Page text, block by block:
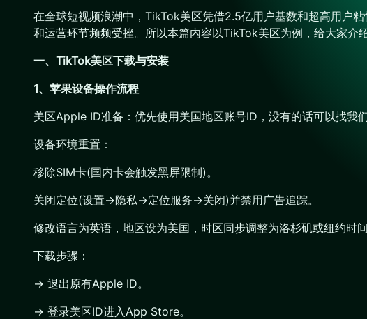
在全球短视频浪潮中，TikTok美区凭借2.5亿用户基数和超高用户
和运营环节频频受挫。所以本篇内容以TikTok美区为例，给大家介
一、TikTok美区下载与安装
1、苹果设备操作流程
美区Apple ID准备：优先使用美国地区账号ID，没有的话可以找我们
设备环境重置：
移除SIM卡(国内卡会触发黑屏限制)。
关闭定位(设置→隐私→定位服务→关闭)并禁用广告追踪。
修改语言为英语，地区设为美国，时区同步调整为洛杉矶或纽约时间
下载步骤：
→ 退出原有Apple ID。
→ 登录美区ID进入App Store。